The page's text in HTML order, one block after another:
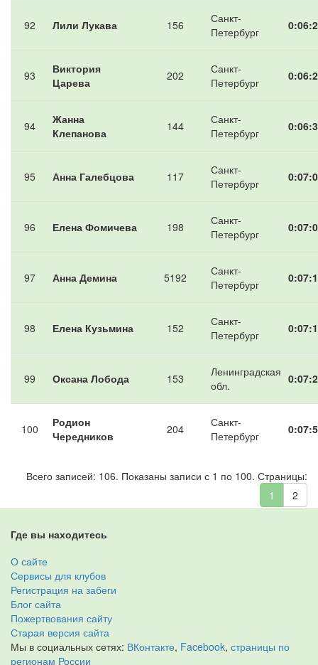
92 Лили Лукава 156
Санкт-
Петербург
93
Виктория
Царева
202
Санкт-
Петербург
94
Жанна
Клепанова
144
Санкт-
Петербург
95 Анна Галебцова 117
Санкт-
Петербург
96 Елена Фомичева 198
Санкт-
Петербург
97 Анна Демина 5192
Санкт-
Петербург
98 Елена Кузьмина 152
Санкт-
Петербург
99 Оксана Лобода 153
Ленинградская
обл.
100
Родион
Чередников
204
Санкт-
Петербург
Всего записей: 106. Показаны записи с 1 по 100. Страницы:
1
2
Где вы находитесь
О сайте
Сервисы для клубов
Регистрация на забеги
Блог сайта
Пожертвования сайту
Старая версия сайта
Мы в социальных сетях: ВКонтакте, Facebook, страницы по
регионам России